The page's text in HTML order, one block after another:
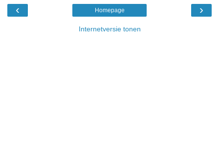
‹ ›
Homepage
Internetversie tonen